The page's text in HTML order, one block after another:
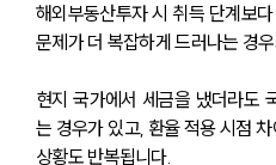
해외부동산투자 시 취득 단계보
문제가 더 복잡하게 드러나는 경
현지 국가에서 세금을 냈더라도
는 경우가 있고, 환율 적용 시점
상황도 반복됩니다.